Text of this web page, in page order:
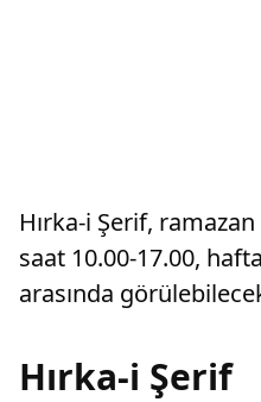
Hırka-i Şerif,
saat 10.00-17.00,
arasında
Hırka-i Şerif